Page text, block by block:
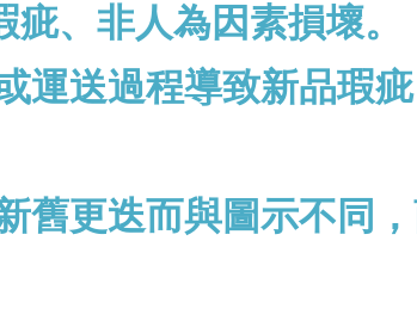
、非人為因素損壞。
運送過程導致新品瑕
舊更迭而與圖示不同